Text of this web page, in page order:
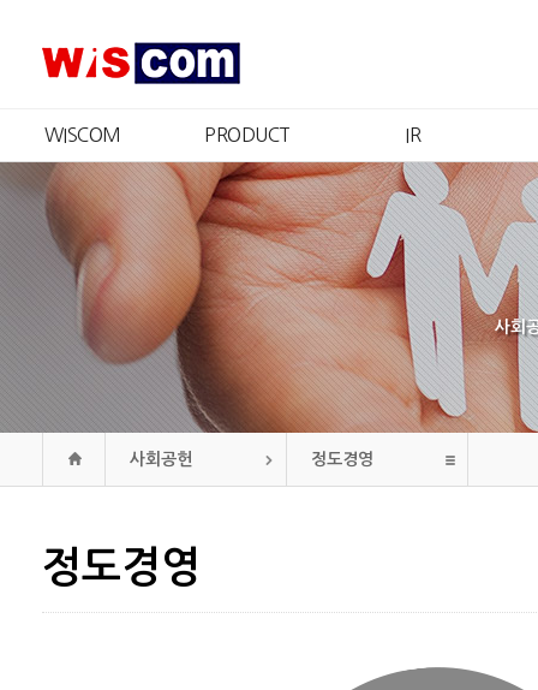
WISCOM
회사소개
CEO 인사
경영철학
CI
연혁
조직도
오시는길
PRODUCT
제품소개
인증현황
IR
IR개요
주가정보
재무정보
공시정보
공고
사회
사회공헌 정도경영
정도경영